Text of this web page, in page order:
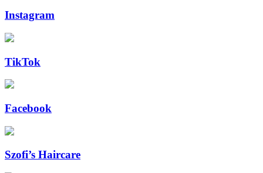
Instagram
TikTok
Facebook
Szofi’s Haircare